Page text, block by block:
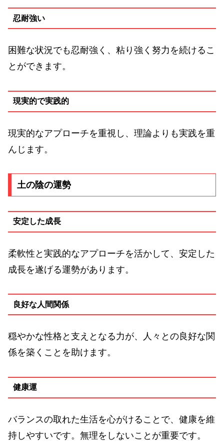
忍耐強い
困難な状況でも忍耐強く、粘り強く努力を続けるこ
とができます。
現実的で実践的
現実的なアプローチを重視し、理論よりも実践を重
んじます。
土の陰の運勢
安定した成長
柔軟性と実践的なアプローチを活かして、安定した
成長を遂げる運勢があります。
良好な人間関係
穏やかな性格と支えとなる力が、人々との良好な関
係を築くことを助けます。
健康運
バランスの取れた生活を心がけることで、健康を維
持しやすいです。無理をしないことが重要です。